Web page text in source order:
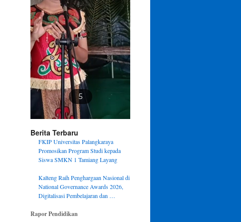
5
Berita Terbaru
FKIP Universitas Palangkaraya
Promosikan Program Studi kepada
Siswa SMKN 1 Tamiang Layang
Kalteng Raih Penghargaan Nasional di
National Governance Awards 2026,
Digitalisasi Pembelajaran dan …
Rapor Pendidikan